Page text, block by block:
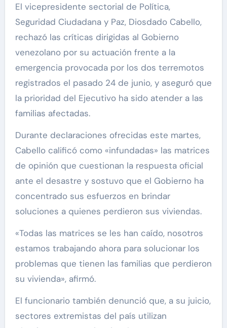
El vicepresidente sectorial de Política,
Seguridad Ciudadana y Paz, Diosdado Cabello,
rechazó las críticas dirigidas al Gobierno
venezolano por su actuación frente a la
emergencia provocada por los dos terremotos
registrados el pasado 24 de junio, y aseguró que
la prioridad del Ejecutivo ha sido atender a las
familias afectadas.
Durante declaraciones ofrecidas este martes,
Cabello calificó como «infundadas» las matrices
de opinión que cuestionan la respuesta oficial
ante el desastre y sostuvo que el Gobierno ha
concentrado sus esfuerzos en brindar
soluciones a quienes perdieron sus viviendas.
«Todas las matrices se les han caído, nosotros
estamos trabajando ahora para solucionar los
problemas que tienen las familias que perdieron
su vivienda», afirmó.
El funcionario también denunció que, a su juicio,
sectores extremistas del país utilizan